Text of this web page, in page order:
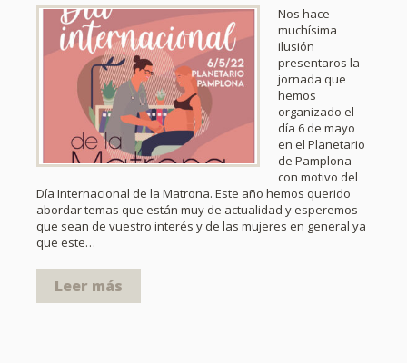
Nos hace
muchísima
ilusión
presentaros la
jornada que
hemos
organizado el
día 6 de mayo
en el Planetario
de Pamplona
con motivo del
Día Internacional de la Matrona. Este año hemos querido
abordar temas que están muy de actualidad y esperemos
que sean de vuestro interés y de las mujeres en general ya
que este…
Leer más